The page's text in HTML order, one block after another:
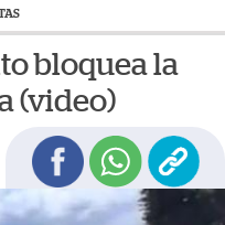
bloquea la
(video)